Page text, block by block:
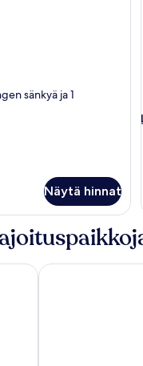
sänkyä ja 1
Näytä hinnat
Hampton Inn Key